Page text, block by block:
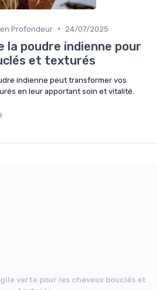
Profondeur • 24/07/2025
la poudre indienne pour
et texturés
indienne peut transformer vos
en leur apportant soin et vitalité.
verte pour les cheveux bouclés et